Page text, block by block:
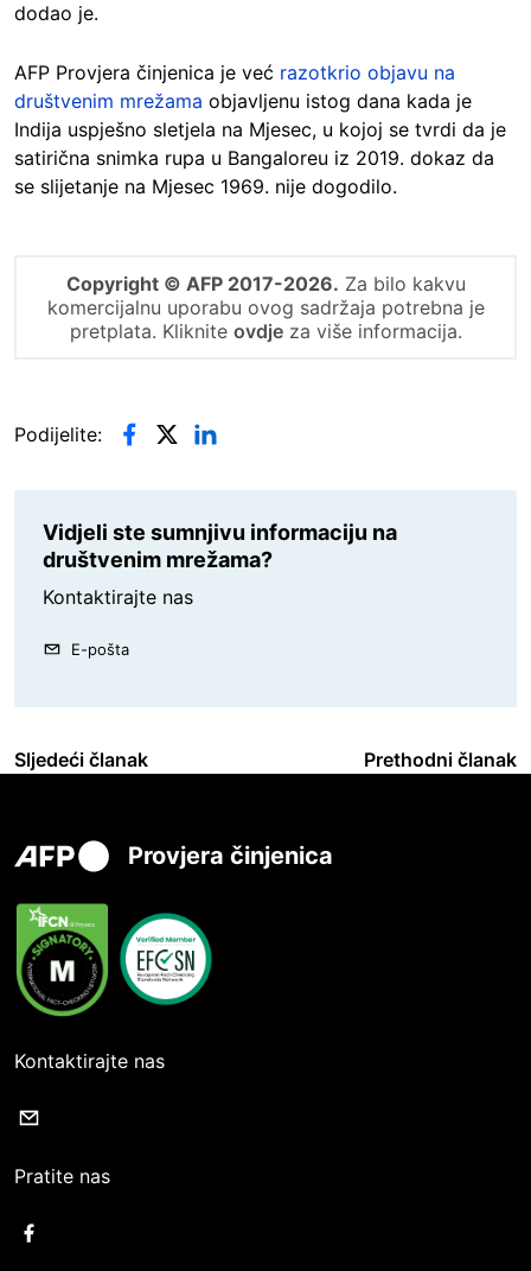
dodao je.
AFP Provjera činjenica je već razotkrio objavu na
društvenim mrežama objavljenu istog dana kada je
Indija uspješno sletjela na Mjesec, u kojoj se tvrdi da je
satirična snimka rupa u Bangaloreu iz 2019. dokaz da
se slijetanje na Mjesec 1969. nije dogodilo.
Copyright © AFP 2017-2026. Za bilo kakvu
komercijalnu uporabu ovog sadržaja potrebna je
pretplata. Kliknite ovdjeza više informacija.
Podijelite:
Vidjeli ste sumnjivu informaciju na
društvenim mrežama?
Kontaktirajte nas
E-pošta
Sljedeći članak Prethodni članak
Provjera činjenica
Kontaktirajte nas
Pratite nas